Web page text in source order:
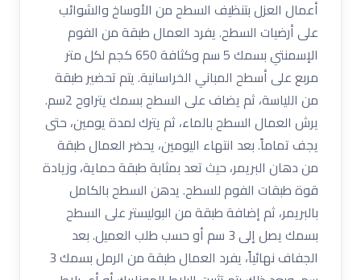
أعمال العزل بتنظيف السطح من الأوساخ والشوائب
على أرضيات السطح. يفرد العمال طبقة من الفوم
الإسمنتي بسمك 5 سم وكثافة 650 كجم لكل متر
مربع على أسطح المباني الخراسانية. يتم تحضير طبقة
من اللياسة، ثم يضاف على السطح بسمك يتراوح 2سم.
يرش العمال السطح بالماء، ثم يترك لمدة يومين، حتى
يجف تماماً. بعد انتهاء اليومين، يحضر العمال طبقة
من دهان البريمر، حيث تعد بمثابة طبقة حماية، وزيادة
قوة طبقات الفوم للسطح. يدهن السطح بالكامل
بالبريمر، ثم إضافة طبقة من البوليستر على السطح
بسمك يصل إلى 3 سم أو حسب طلب العميل. بعد
الجفاف نهائياً، يفرد العمال طبقة من الرمل بسمك 3